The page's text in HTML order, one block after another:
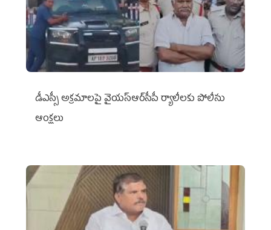
డీఎస్సీ అక్రమాలపై వైయ‌స్ఆర్‌సీపీ ర్యాలీలకు పోలీసు
ఆంక్షలు